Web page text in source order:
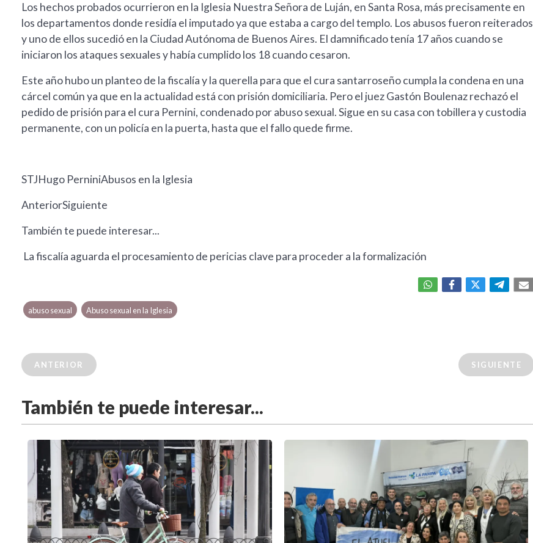
Los hechos probados ocurrieron en la Iglesia Nuestra Señora de Luján, en Santa Rosa, más precisamente en
los departamentos donde residía el imputado ya que estaba a cargo del templo. Los abusos fueron reiterados
y uno de ellos sucedió en la Ciudad Autónoma de Buenos Aires. El damnificado tenía 17 años cuando se
iniciaron los ataques sexuales y había cumplido los 18 cuando cesaron.
Este año hubo un planteo de la fiscalía y la querella para que el cura santarroseño cumpla la condena en una
cárcel común ya que en la actualidad está con prisión domiciliaria. Pero el juez Gastón Boulenaz rechazó el
pedido de prisión para el cura Pernini, condenado por abuso sexual. Sigue en su casa con tobillera y custodia
permanente, con un policía en la puerta, hasta que el fallo quede firme.
STJHugo PerniniAbusos en la Iglesia
AnteriorSiguiente
También te puede interesar...
La fiscalía aguarda el procesamiento de pericias clave para proceder a la formalización
abuso sexual Abuso sexual en la Iglesia
ANTERIOR SIGUIENTE
También te puede interesar...